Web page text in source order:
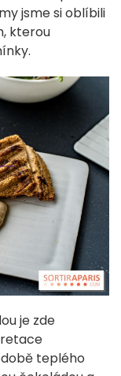
jsme si oblíbili
kterou
je zde
teplého